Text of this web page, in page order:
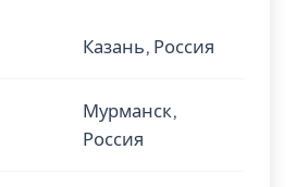
Казань, Россия
Мурманск,
Россия